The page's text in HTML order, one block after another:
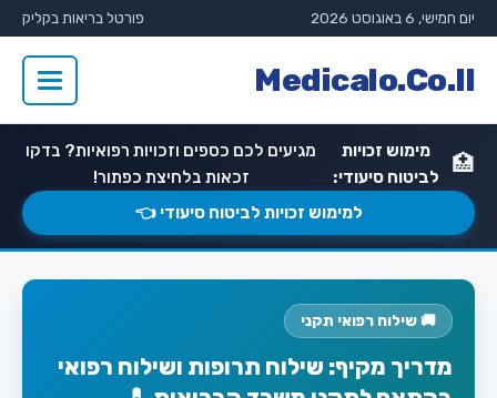
יום חמישי, 6 באוגוסט 2026 פורטל בריאות בקליק
Medicalo.Co.Il
🏥
מימוש זכויות
לביטוח סיעודי:
מגיעים לכם כספים וזכויות רפואיות? בדקו
זכאות בלחיצת כפתור!
למימוש זכויות לביטוח סיעודי 👈
🚚 שילוח רפואי תקני
מדריך מקיף: שילוח תרופות ושילוח רפואי